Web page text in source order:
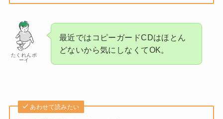
たくれんボ
ーイ
最近ではコピーガードCDはほとん
どないから気にしなくてOK。
あわせて読みたい